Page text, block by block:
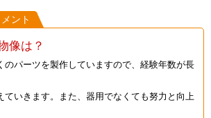
ント
像は？
のパーツを製作していますので、経験年数が長
ていきます。また、器用でなくても努力と向上